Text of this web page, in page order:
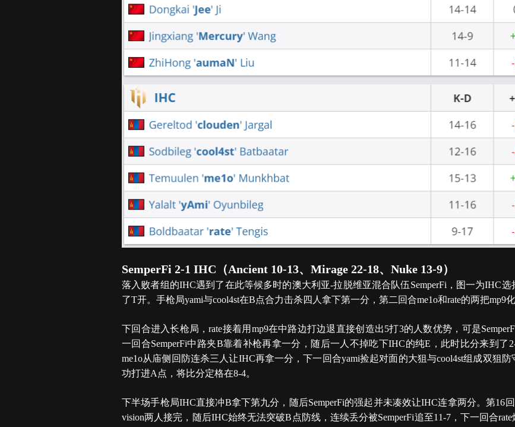
SemperFi 2-1 IHC（Ancient 10-13、Mirage 22-18、Nuke 13-9）
落入败者组的IHC遇到了在此等候多时的澳大利亚-拉脱维亚混合队伍SemperFi，图一为IHC选
了T开。手枪局yami与cool4st在B点合力击杀四人拿下第一分，第二回合me1o和rate的两把mp9
下回合进入长枪局，rate接着用mp9在中路边打边退直接创造出5打3的人数优势，可是
一回合SemperFi中路夹B靠着补枪再拿一分，随后一人不掉吃下IHC的纯E，此时比分来到了
me1o从庙侧回防连杀三人让IHC再拿一分，下一回合yami捡起对面的大狙与cool4st组成双狙
功打进A点，将比分定格在8-4。
下半场手枪局IHC直接冲B拿下第九分，随后SemperFi的强起并未凑效让IHC连拿两分。第16
vision两人接完，随后IHC始终无法突破B点防线，连续丢分被SemperFi追至11-7，下一回合